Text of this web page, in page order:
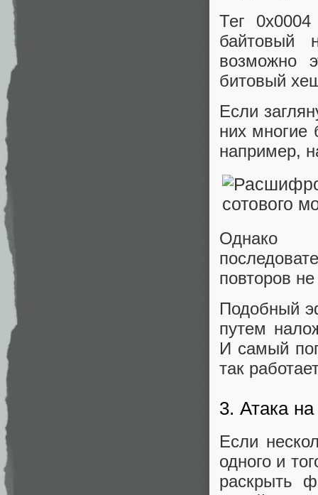
Тег
байтовый
возможно
битовый
Если
них многие
например,
Однако
повторов
Подобный
путем
И самый
так
3. Атака
Если
одного и
раскрыть